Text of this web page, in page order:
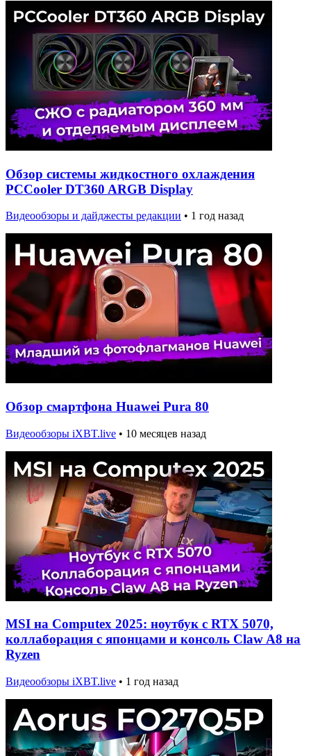
Обзор системы жидкостного охлаждения
PCCooler DT360 ARGB Display
Видеообзоры и дайджесты редакции • 1 год назад
Обзор смартфона Huawei Pura 80
Видеообзоры iXBT.live • 10 месяцев назад
MSI на Computex 2025: ноутбук с RTX 5070,
коллаборация с японцами и консоль Claw A8 на
Ryzen
Видеообзоры iXBT.live • 1 год назад